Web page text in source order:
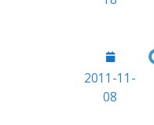
2011-11-
08